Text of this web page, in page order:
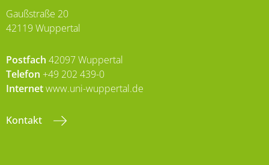
Gaußstraße 20
42119 Wuppertal
Postfach 42097 Wuppertal
Telefon +49 202 439-0
Internetwww.uni-wuppertal.de
Kontakt